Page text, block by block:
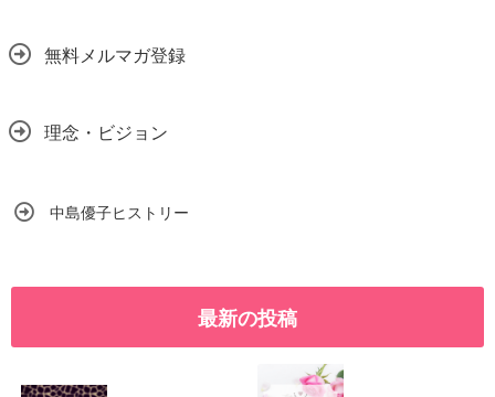
無料メルマガ登録
理念・ビジョン
中島優子ヒストリー
最新の投稿